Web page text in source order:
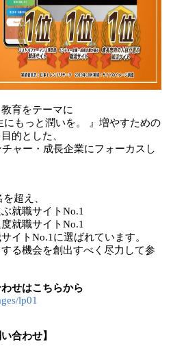
育をテーマに
にもっと潤いを。 』増やすための
的とした、
ャー・成長企業にフォーカスし
超え、
就職サイトNo.1
就職サイトNo.1
イトNo.1に選ばれています。
る機会を創出すべく尽力して参
せはこちらから
lp01
合わせ】